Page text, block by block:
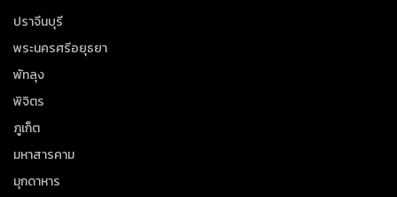
ปราจีนบุรี
พระนครศรีอยุธยา
พัทลุง
พิจิตร
ภูเก็ต
มหาสารคาม
มุกดาหาร